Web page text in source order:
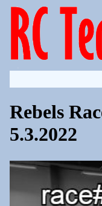
Rebels
5.3.2022